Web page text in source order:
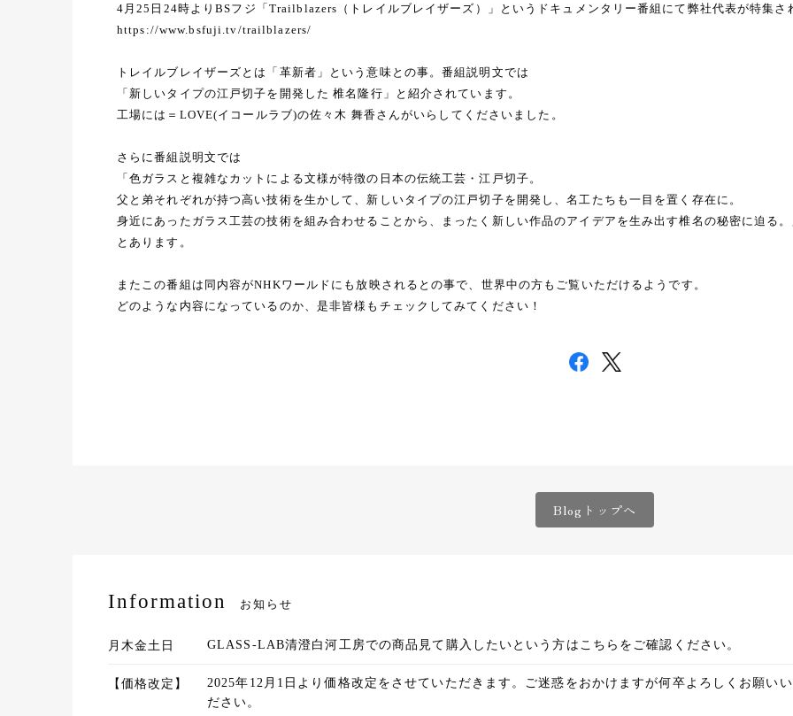
4月25日24時よりBSフジ「Trailblazers（トレイルブレイザーズ）」というドキュメンタリー番組にて弊社代表が特集さ
https://www.bsfuji.tv/trailblazers/
トレイルブレイザーズとは「革新者」という意味との事。番組説明文では
「新しいタイプの江戸切子を開発した 椎名隆行」と紹介されています。
工場には＝LOVE(イコールラブ)の佐々木 舞香さんがいらしてくださいました。
さらに番組説明文では
「色ガラスと複雑なカットによる文様が特徴の日本の伝統工芸・江戸切子。
父と弟それぞれが持つ高い技術を生かして、新しいタイプの江戸切子を開発し、名工たちも一目を置く存在に。
身近にあったガラス工芸の技術を組み合わせることから、まったく新しい作品のアイデアを生み出す椎名の秘密に迫る
とあります。
またこの番組は同内容がNHKワールドにも放映されるとの事で、世界中の方もご覧いただけるようです。
どのような内容になっているのか、是非皆様もチェックしてみてください！
Blogトップへ
Information お知らせ
月木金土日 GLASS-LAB清澄白河工房での商品見て購入したいという方はこちらをご確認ください。
【価格改定】
2025年12月1日より価格改定をさせていただきます。ご迷惑をおかけますが何卒よろしくお願い
ださい。